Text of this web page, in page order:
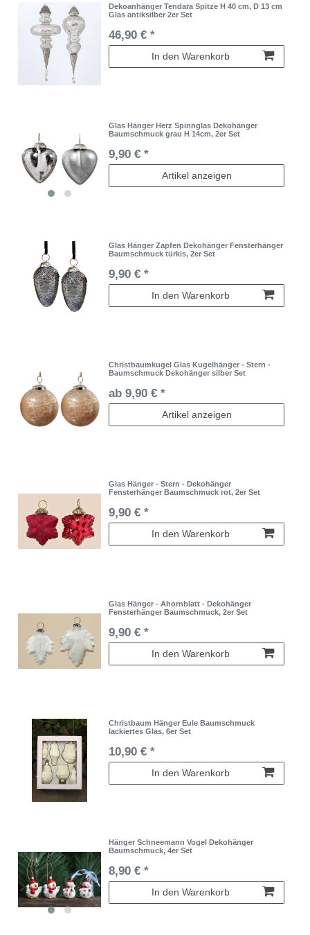
Dekoanhänger Tendara Spitze H 40 cm, D 13 cm
Glas antiksilber 2er Set
46,90 € *
In den Warenkorb
Glas Hänger Herz Spinnglas Dekohänger
Baumschmuck grau H 14cm, 2er Set
9,90 € *
Artikel anzeigen
Glas Hänger Zapfen Dekohänger Fensterhänger
Baumschmuck türkis, 2er Set
9,90 € *
In den Warenkorb
Christbaumkugel Glas Kugelhänger - Stern -
Baumschmuck Dekohänger silber Set
ab 9,90 € *
Artikel anzeigen
Glas Hänger - Stern - Dekohänger
Fensterhänger Baumschmuck rot, 2er Set
9,90 € *
In den Warenkorb
Glas Hänger - Ahornblatt - Dekohänger
Fensterhänger Baumschmuck, 2er Set
9,90 € *
In den Warenkorb
Christbaum Hänger Eule Baumschmuck
lackiertes Glas, 6er Set
10,90 € *
In den Warenkorb
Hänger Schneemann Vogel Dekohänger
Baumschmuck, 4er Set
8,90 € *
In den Warenkorb